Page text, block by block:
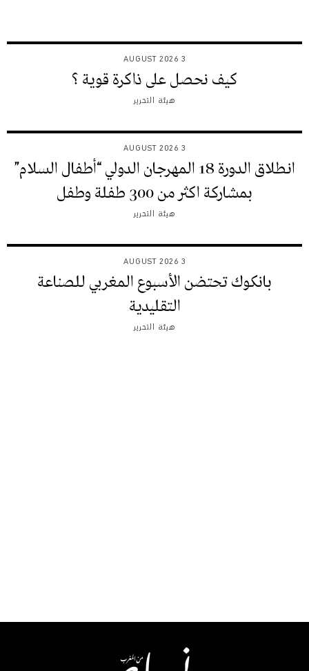
3 AUGUST 2026
كيف نحصل على ذاكرة قوية ؟
هيئة التحرير
3 AUGUST 2026
انطلاق الدورة 18 المهرجان الدولي “أطفال السلام”
بمشاركة اكثر من 300 طفلة وطفل
هيئة التحرير
3 AUGUST 2026
بانكوك تحتضن الأسبوع المغربي للصناعة
التقليدية
هيئة التحرير